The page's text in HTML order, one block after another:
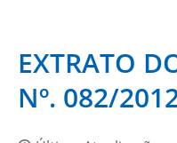
EXTRATO
Nº. 082/